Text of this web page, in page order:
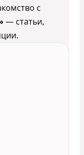
с
— статьи,